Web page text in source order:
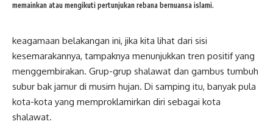
memainkan atau mengikuti pertunjukan rebana bernuansa islami.
keagamaan belakangan ini, jika kita lihat dari sisi
kesemarakannya, tampaknya menunjukkan tren positif yang
menggembirakan. Grup-grup shalawat dan gambus tumbuh
subur bak jamur di musim hujan. Di samping itu, banyak pula
kota-kota yang memproklamirkan diri sebagai kota
shalawat.